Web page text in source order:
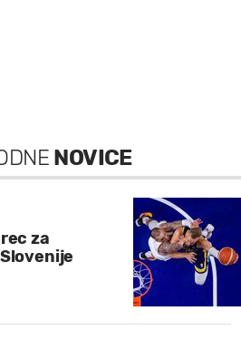
NOVICE
za